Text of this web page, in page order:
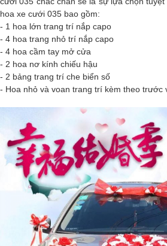
hoa xe cưới 035 bao gồm:
- 1 hoa lớn trang trí nắp capo
- 4 hoa trang nhỏ trí nắp capo
- 4 hoa cầm tay mở cửa
- 2 hoa nơ kính chiếu hậu
- 2 bảng trang trí che biển số
- Hoa nhỏ và voan trang trí kèm theo trước